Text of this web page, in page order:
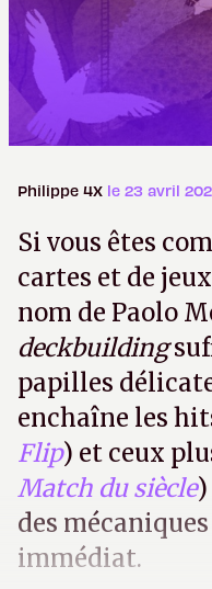
Philippe 4X le 23 avril
Si vous êtes
cartes et de
nom de Paolo
deckbuilding
papilles
enchaîne les
Flip) et ceux
Match du siècle)
des
immédiat.